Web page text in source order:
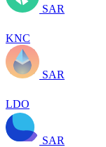
SAR
KNC
SAR
LDO
SAR